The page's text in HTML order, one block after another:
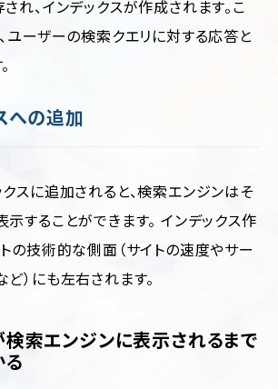
れ、インデックスが作成されます。こ
ユーザーの検索クエリに対する応答と
への追加
スに追加されると、検索エンジンはそ
することができます。 インデックス作
の技術的な側面（サイトの速度やサー
）にも左右されます。
索エンジンに表示されるまで